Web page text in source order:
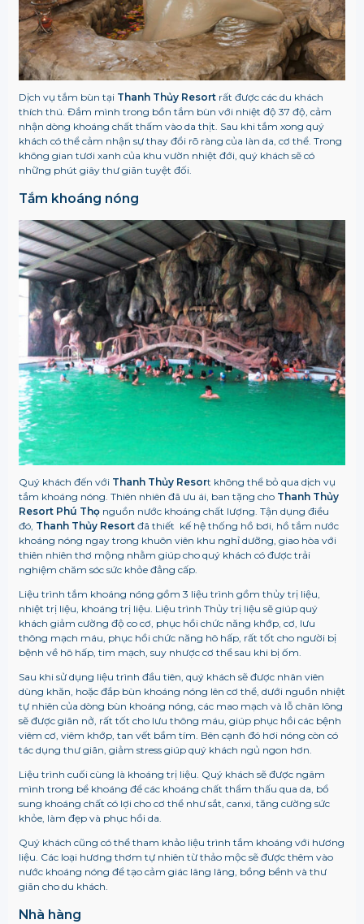
Dịch vụ tắm bùn tại Thanh Thủy Resort rất được các du khách
thích thú. Đắm mình trong bồn tắm bùn với nhiệt độ 37 độ, cảm
nhận dòng khoáng chất thấm vào da thịt. Sau khi tắm xong quý
khách có thể cảm nhận sự thay đổi rõ ràng của làn da, cơ thể. Trong
không gian tươi xanh của khu vườn nhiệt đới, quý khách sẽ có
những phút giây thư giãn tuyệt đối.
Tắm khoáng nóng
Quý khách đến với Thanh Thủy Resort không thể bỏ qua dịch vụ
tắm khoáng nóng. Thiên nhiên đã ưu ái, ban tặng choThanh Thủy
Resort Phú Thọnguồn nước khoáng chất lượng. Tận dụng điều
đó, Thanh Thủy Resortđã thiết kế hệ thống hồ bơi, hồ tắm nước
khoáng nóng ngay trong khuôn viên khu nghỉ dưỡng, giao hòa với
thiên nhiên thơ mộng nhằm giúp cho quý khách có được trải
nghiệm chăm sóc sức khỏe đẳng cấp.
Liệu trình tắm khoáng nóng gồm 3 liệu trình gồm thủy trị liệu,
nhiệt trị liệu, khoáng trị liệu. Liệu trình Thủy trị liệu sẽ giúp quý
khách giảm cường độ co cơ, phục hồi chức năng khớp, cơ, lưu
thông mạch máu, phục hồi chức năng hô hấp, rất tốt cho người bị
bệnh về hô hấp, tim mạch, suy nhược cơ thể sau khi bị ốm.
Sau khi sử dụng liệu trình đầu tiên, quý khách sẽ được nhân viên
dùng khăn, hoặc đắp bùn khoáng nóng lên cơ thể, dưới nguồn nhiệt
tự nhiên của dòng bùn khoáng nóng, các mao mạch và lỗ chân lông
sẽ được giãn nở, rất tốt cho lưu thông máu, giúp phục hồi các bệnh
viêm cơ, viêm khớp, tan vết bầm tím. Bên cạnh đó hơi nóng còn có
tác dụng thư giãn, giảm stress giúp quý khách ngủ ngon hơn.
Liệu trình cuối cùng là khoáng trị liệu. Quý khách sẽ được ngâm
mình trong bể khoáng để các khoáng chất thẩm thấu qua da, bổ
sung khoáng chất có lợi cho cơ thể như sắt, canxi, tăng cường sức
khỏe, làm đẹp và phục hồi da.
Quý khách cũng có thể tham khảo liệu trình tắm khoáng với hương
liệu. Các loại hương thơm tự nhiên từ thảo mộc sẽ được thêm vào
nước khoáng nóng để tạo cảm giác lâng lâng, bồng bềnh và thư
giãn cho du khách.
Nhà hàng